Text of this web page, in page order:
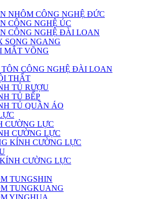
NHÔM CÔNG NGHỆ ĐỨC
CÔNG NGHỆ ÚC
CÔNG NGHỆ ĐÀI LOAN
SONG NGANG
MẮT VÕNG
CÔNG NGHỆ ĐÀI LOAN
THẤT
TỦ RƯỢU
TỦ BẾP
TỦ QUẦN ÁO
CƯỜNG LỰC
CƯỜNG LỰC
KÍNH CƯỜNG LỰC
CƯỜNG LỰC
TUNGSHIN
TUNGKUANG